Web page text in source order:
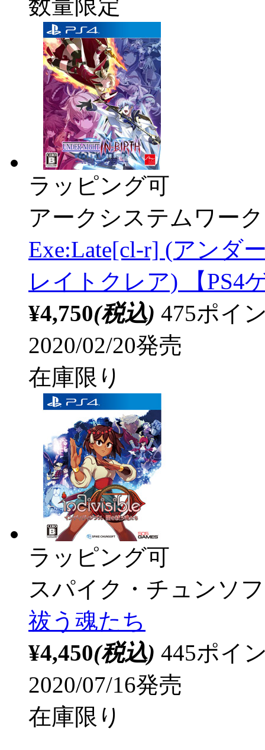
数量限定
ラッピング可
アークシステムワー
Exe:Late[cl-r] (アンダ
レイトクレア) 【PS4
¥4,750(税込) 475ポイ
2020/02/20発売
在庫限り
ラッピング可
スパイク・チュンソ
祓う魂たち
¥4,450(税込) 445ポイ
2020/07/16発売
在庫限り